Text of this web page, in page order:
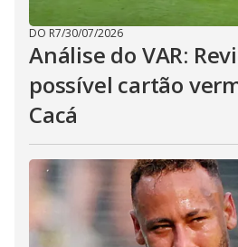
DO R7/30/07/2026
Análise do VAR:
possível cartão
Cacá